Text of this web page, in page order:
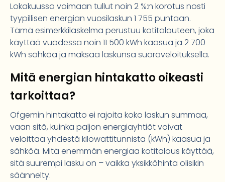
Lokakuussa voimaan tullut noin 2 %:n korotus nosti
tyypillisen energian vuosilaskun 1 755 puntaan.
Tämä esimerkkilaskelma perustuu kotitalouteen, joka
käyttää vuodessa noin 11 500 kWh kaasua ja 2 700
kWh sähköä ja maksaa laskunsa suoraveloituksella.
Mitä energian hintakatto oikeasti
tarkoittaa?
Ofgemin hintakatto ei rajoita koko laskun summaa,
vaan sitä, kuinka paljon energiayhtiöt voivat
veloittaa yhdestä kilowattitunnista (kWh) kaasua ja
sähköä. Mitä enemmän energiaa kotitalous käyttää,
sitä suurempi lasku on – vaikka yksikköhinta olisikin
säännelty.